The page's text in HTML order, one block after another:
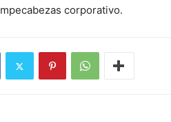
corporativo.